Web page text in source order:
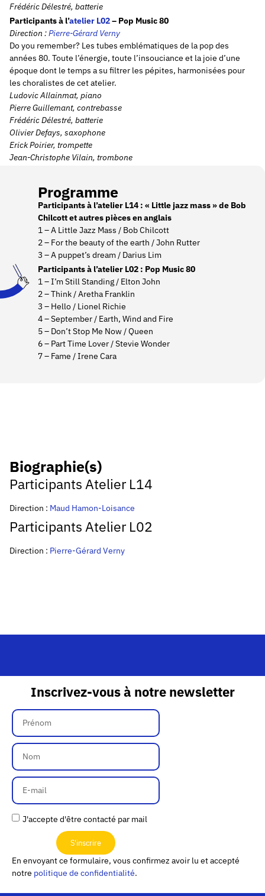
Frédéric Délestré, batterie
Participants à l’atelier L02– Pop Music 80
Direction :Pierre-Gérard Verny
Do you remember? Les tubes emblématiques de la pop des
années 80. Toute l’énergie, toute l’insouciance et la joie d’une
époque dont le temps a su filtrer les pépites, harmonisées pour
les choralistes de cet atelier.
Ludovic Allainmat, piano
Pierre Guillemant, contrebasse
Frédéric Délestré, batterie
Olivier Defays, saxophone
Erick Poirier, trompette
Jean-Christophe Vilain, trombone
Programme
Participants à l’atelier L14 : « Little jazz mass » de Bob
Chilcott et autres pièces en anglais
1 – A Little Jazz Mass / Bob Chilcott
2 – For the beauty of the earth / John Rutter
3 – A puppet’s dream / Darius Lim
Participants à l’atelier L02 : Pop Music 80
1 – I’m Still Standing / Elton John
2 – Think / Aretha Franklin
3 – Hello / Lionel Richie
4 – September / Earth, Wind and Fire
5 – Don’t Stop Me Now / Queen
6 – Part Time Lover / Stevie Wonder
7 – Fame / Irene Cara
Biographie(s)
Participants Atelier L14
Direction : Maud Hamon-Loisance
Participants Atelier L02
Direction : Pierre-Gérard Verny
Inscrivez-vous à notre newsletter
J'accepte d'être contacté par mail
S'inscrire
En envoyant ce formulaire, vous confirmez avoir lu et accepté
notre politique de confidentialité.